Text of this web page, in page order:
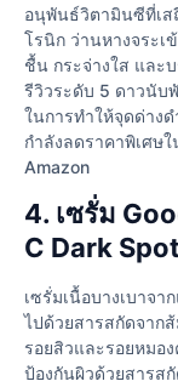
อนุพันธ์วิตามินซีที่เส
โรนิก ว่านหางจระเ
ชื้น กระจ่างใส และบ
รีวิวระดับ 5 ดาวนับ
ในการทำให้จุดด่าง
กำลังลดราคาพิเศษ
Amazon
4. เซรั่ม
C Dark Spot
เซรั่มเนื้อบางเบาจ
ไปด้วยสารสกัดจาก
รอยสิวและรอยหมอ
ป้องกันผิวด้วยสารส